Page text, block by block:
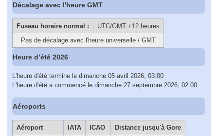
Décalage avec l'heure GMT
Fuseau horaire normal :
UTC/GMT +12 heures
Pas de décalage avec l'heure universelle / GMT
Heure d’été 2026
L'heure d'été termine le dimanche 05 avril 2026, 03:00
L'heure d'été a commencé le dimanche 27 septembre 2026, 02:00
Aéroports
Aéroport IATA ICAO
Distance jusqu'à Gore